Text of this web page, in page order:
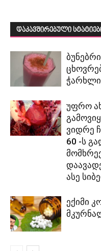
დაკავშირებული
უფრო
ვიდრე
60 -ს
ასე
ექიმი